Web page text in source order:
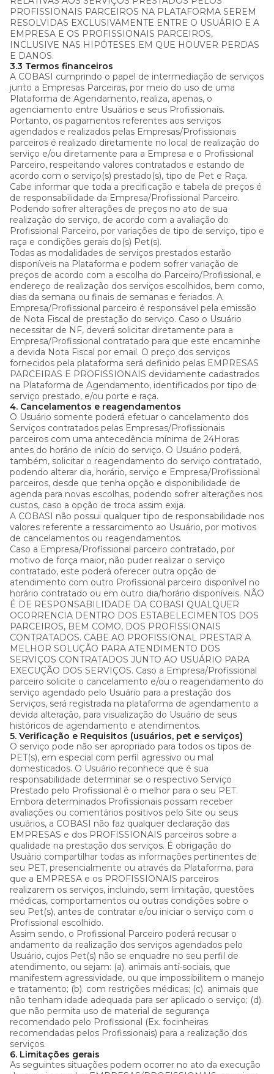
PROFISSIONAIS PARCEIROS NA PLATAFORMA SEREM
RESOLVIDAS EXCLUSIVAMENTE ENTRE O USUÁRIO E A
EMPRESA E OS PROFISSIONAIS PARCEIROS,
INCLUSIVE NAS HIPÓTESES EM QUE HOUVER PERDAS
E DANOS.
3.3 Termos financeiros
A COBASI cumprindo o papel de intermediação de serviços
junto a Empresas Parceiras, por meio do uso de uma
Plataforma de Agendamento, realiza, apenas, o
agenciamento entre Usuários e seus Profissionais.
Portanto, os pagamentos referentes aos serviços
agendados e realizados pelas Empresas/Profissionais
parceiros é realizado diretamente no local de realização do
serviço e/ou diretamente para a Empresa e o Profissional
Parceiro, respeitando valores contratados e estando de
acordo com o serviço(s) prestado(s), tipo de Pet e Raça.
Cabe informar que toda a precificação e tabela de preços é
de responsabilidade da Empresa/Profissional Parceiro.
Podendo sofrer alterações de preços no ato de sua
realização do serviço, de acordo com a avaliação do
Profissional Parceiro, por variações de tipo de serviço, tipo e
raça e condições gerais do(s) Pet(s).
Todas as modalidades de serviços prestados estarão
disponíveis na Plataforma e podem sofrer variação de
preços de acordo com a escolha do Parceiro/Profissional, e
endereço de realização dos serviços escolhidos, bem como,
dias da semana ou finais de semanas e feriados. A
Empresa/Profissional parceiro é responsável pela emissão
de Nota Fiscal de prestação do serviço. Caso o Usuário
necessitar de NF, deverá solicitar diretamente para a
Empresa/Profissional contratado para que este encaminhe
a devida Nota Fiscal por email. O preço dos serviços
fornecidos pela plataforma será definido pelas EMPRESAS
PARCEIRAS E PROFISSIONAIS devidamente cadastrados
na Plataforma de Agendamento, identificados por tipo de
serviço prestado, e/ou porte e raça.
4. Cancelamentos e reagendamentos
O Usuário somente poderá efetuar o cancelamento dos
Serviços contratados pelas Empresas/Profissionais
parceiros com uma antecedência mínima de 24Horas
antes do horário de início do serviço. O Usuário poderá,
também, solicitar o reagendamento do serviço contratado,
podendo alterar dia, horário, serviço e Empresa/Profissional
parceiros, desde que tenha opção e disponibilidade de
agenda para novas escolhas, podendo sofrer alterações nos
custos, caso a opção de troca assim exija.
A COBASI não possui qualquer tipo de responsabilidade nos
valores referente a ressarcimento ao Usuário, por motivos
de cancelamentos ou reagendamentos.
Caso a Empresa/Profissional parceiro contratado, por
motivo de força maior, não puder realizar o serviço
contratado, este poderá oferecer outra opção de
atendimento com outro Profissional parceiro disponível no
horário contratado ou em outro dia/horário disponíveis. NÃO
É DE RESPONSABILIDADE DA COBASI QUALQUER
OCORRENCIA DENTRO DOS ESTABELECIMENTOS DOS
PARCEIROS, BEM COMO, DOS PROFISSIONAIS
CONTRATADOS. CABE AO PROFISSIONAL PRESTAR A
MELHOR SOLUÇÃO PARA ATENDIMENTO DOS
SERVIÇOS CONTRATADOS JUNTO AO USUÁRIO PARA
EXECUÇÃO DOS SERVIÇOS. Caso a Empresa/Profissional
parceiro solicite o cancelamento e/ou o reagendamento do
serviço agendado pelo Usuário para a prestação dos
Serviços, será registrada na plataforma de agendamento a
devida alteração, para visualização do Usuário de seus
históricos de agendamento e atendimentos.
5. Verificação e Requisitos (usuários, pet e serviços)
O serviço pode não ser apropriado para todos os tipos de
PET(s), em especial com perfil agressivo ou mal
domesticados. O Usuário reconhece que é sua
responsabilidade determinar se o respectivo Serviço
Prestado pelo Profissional é o melhor para o seu PET.
Embora determinados Profissionais possam receber
avaliações ou comentários positivos pelo Site ou seus
usuários, a COBASI não faz qualquer declaração das
EMPRESAS e dos PROFISSIONAIS parceiros sobre a
qualidade na prestação dos serviços. É obrigação do
Usuário compartilhar todas as informações pertinentes de
seu PET, presencialmente ou através da Plataforma, para
que a EMPRESA e os PROFISSIONAIS parceiros
realizarem os serviços, incluindo, sem limitação, questões
médicas, comportamentos ou outras condições sobre o
seu Pet(s), antes de contratar e/ou iniciar o serviço com o
Profissional escolhido.
Assim sendo, o Profissional Parceiro poderá recusar o
andamento da realização dos serviços agendados pelo
Usuário, cujos Pet(s) não se enquadre no seu perfil de
atendimento, ou sejam: (a). animais anti-sociais, que
manifestem agressividade, ou que impossibilitem o manejo
e tratamento; (b). com restrições médicas; (c). animais que
não tenham idade adequada para ser aplicado o serviço; (d).
que não permita uso de material de segurança
recomendado pelo Profissional (Ex. focinheiras
recomendadas pelos Profissionais) para a realização dos
serviços.
6. Limitações gerais
As seguintes situações podem ocorrer no ato da execução